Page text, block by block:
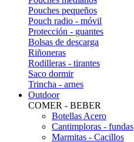
Pouches pequeños
Pouch radio - móvil
Protección - guantes
Bolsas de descarga
Riñoneras
Rodilleras - tirantes
Saco dormir
Trincha - arnes
Outdoor
COMER - BEBER
Botellas Acero
Cantimploras - fundas
Marmitas - Cacillos